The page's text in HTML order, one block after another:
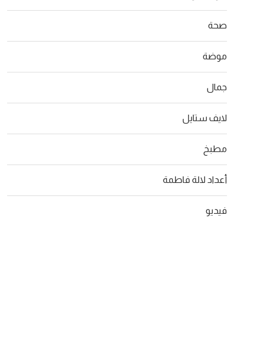
“مانزاكين”.. تعاون حجيب ودراكانوف
يتجاوز المليون مشاهدة
06/08/2026
والحصول
صحة
موضة
جمال
لايف ستايل
مطبخ
أعداد لالة فاطمة
فيديو